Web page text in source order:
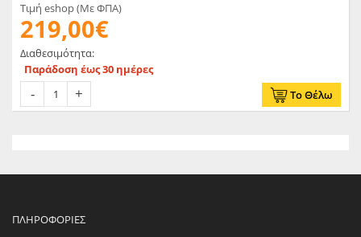
Τιμή eshop (Με ΦΠΑ)
219,00€
Διαθεσιμότητα:
Παράδοση έως 30 ημέρες
Το Θέλω
ΠΛΗΡΟΦΟΡΊΕΣ